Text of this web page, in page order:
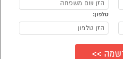
טלפון: